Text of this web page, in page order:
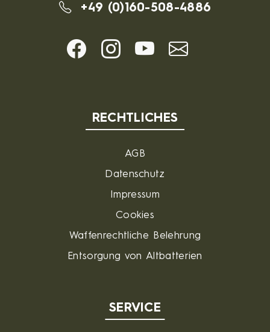
+49 (0)160-508-4886
RECHTLICHES
AGB
Datenschutz
Impressum
Cookies
Waffenrechtliche Belehrung
Entsorgung von Altbatterien
SERVICE